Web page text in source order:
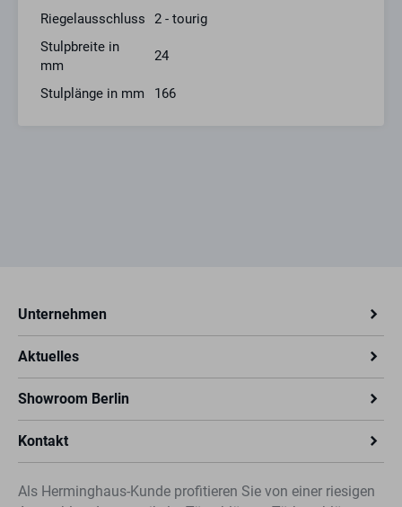
Riegelausschluss
2 - tourig
Stulpbreite in
mm
24
Stulplänge in mm 166
Unternehmen
Aktuelles
Showroom Berlin
Kontakt
Als Herminghaus-Kunde profitieren Sie von einer riesigen